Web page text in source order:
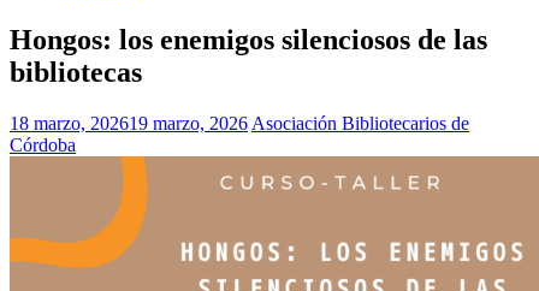
Hongos: los enemigos silenciosos de las
bibliotecas
18 marzo, 202619 marzo, 2026 Asociación Bibliotecarios de
Córdoba